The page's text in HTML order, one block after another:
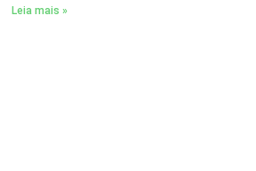
Leia mais »